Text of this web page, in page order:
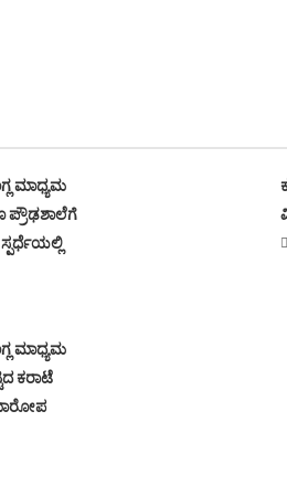
ಮಾಧ್ಯಮ
ಪ್ರೌಢಶಾಲೆಗೆ
ಮಾಧ್ಯಮ
ಕರಾಟೆ